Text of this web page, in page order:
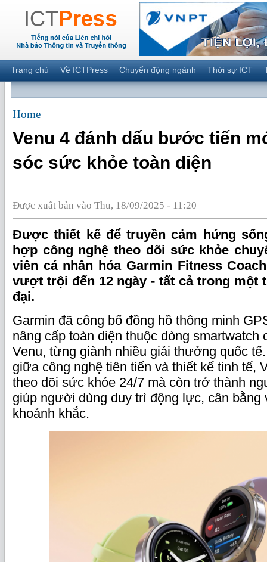
Trang chủ Về ICTPress Chuyển động ngành Thời sự ICT
Home
Venu 4 đánh dấu bước tiến
sóc sức khỏe toàn diện
Được xuất bản vào Thu, 18/09/2025 - 11:20
Được thiết kế để truyền cảm hứng
hợp công nghệ theo dõi sức khỏe
viên cá nhân hóa Garmin Fitness
vượt trội đến 12 ngày - tất cả trong một
đại.
Garmin đã công bố đồng hồ thông minh
nâng cấp toàn diện thuộc dòng smartwatch
Venu, từng giành nhiều giải thưởng quốc
giữa công nghệ tiên tiến và thiết kế tinh tế,
theo dõi sức khỏe 24/7 mà còn trở thành
giúp người dùng duy trì động lực, cân bằng
khoảnh khắc.